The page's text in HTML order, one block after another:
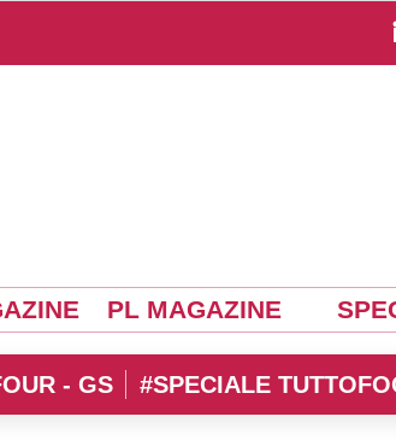
PL MAGAZINE
- GS #SPECIALE